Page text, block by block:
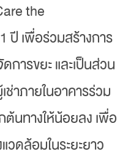
the
ปี เพื่อร่วมสร้างการ
การขยะ และเป็นส่วน
าภายในอาคารร่วม
นทางให้น้อยลง เพื่อ
ดล้อมในระยะยาว